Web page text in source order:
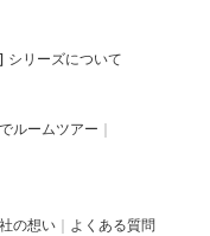
シリーズについて
ルームツアー
の想い よくある質問